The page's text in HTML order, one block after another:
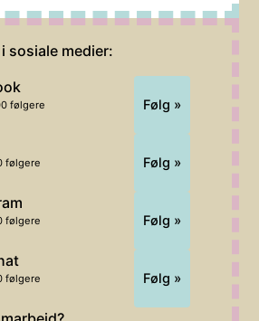
sosiale medier:
følgere Følg »
følgere Følg »
følgere Følg »
følgere Følg »